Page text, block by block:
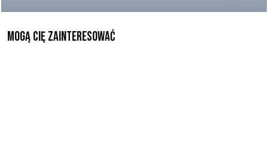
Mogą Cię zainteresować